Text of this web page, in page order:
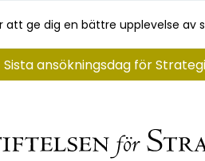
att ge dig en bättre upplevelse av
Sista ansökningsdag för